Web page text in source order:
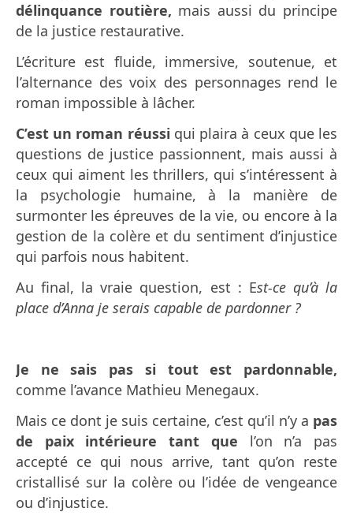
délinquance routière, mais aussi du principe
de la justice restaurative.
L’écriture est fluide, immersive, soutenue, et
l’alternance des voix des personnages rend le
roman impossible à lâcher.
C’est un roman réussi qui plaira à ceux que les
questions de justice passionnent, mais aussi à
ceux qui aiment les thrillers, qui s’intéressent à
la psychologie humaine, à la manière de
surmonter les épreuves de la vie, ou encore à la
gestion de la colère et du sentiment d’injustice
qui parfois nous habitent.
Au final, la vraie question, est : Est-ce qu’à la
place d’Anna je serais capable de pardonner ?
Je ne sais pas si tout est pardonnable,
comme l’avance Mathieu Menegaux.
Mais ce dont je suis certaine, c’est qu’il n’y a pas
de paix intérieure tant que l’on n’a pas
accepté ce qui nous arrive, tant qu’on reste
cristallisé sur la colère ou l’idée de vengeance
ou d’injustice.